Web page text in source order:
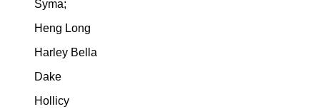
Syma;
Heng Long
Harley Bella
Dake
Hollicy